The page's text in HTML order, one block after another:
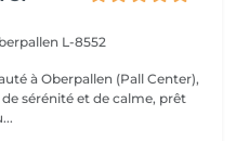
L-8552
à Oberpallen (Pall Center),
sérénité et de calme, prêt